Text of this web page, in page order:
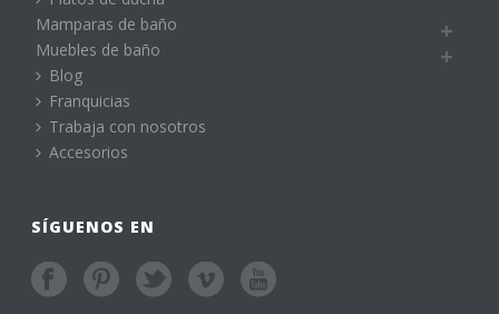
Mamparas de baño
Muebles de baño
Blog
Franquicias
Trabaja con nosotros
Accesorios
SÍGUENOS EN